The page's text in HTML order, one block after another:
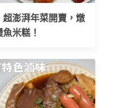
超澎湃年菜開賣，燉
米糕！